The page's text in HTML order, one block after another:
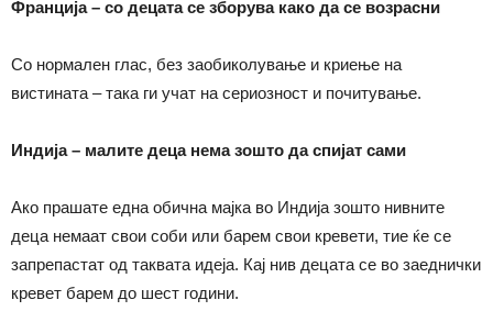
Франција– со децата се зборува како да се возрасни
Со нормален глас, без заобиколување и криење на
вистината – така ги учат на сериозност и почитување.
Индија – малите деца нема зошто да спијат сами
Ако прашате една обична мајка во Индија зошто нивните
деца немаат свои соби или барем свои кревети, тие ќе се
запрепастат од таквата идеја. Кај нив децата се во заеднички
кревет барем до шест години.